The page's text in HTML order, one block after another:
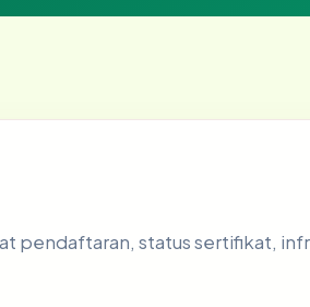
pendaftaran, status sertifikat,